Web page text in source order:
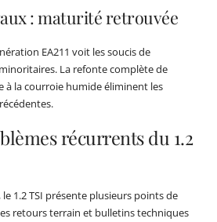
: maturité retrouvée
EA211 voit les soucis de
La refonte complète de
à la courroie humide éliminent les
récurrents du 1.2
1.2 TSI présente plusieurs points de
retours terrain et bulletins techniques